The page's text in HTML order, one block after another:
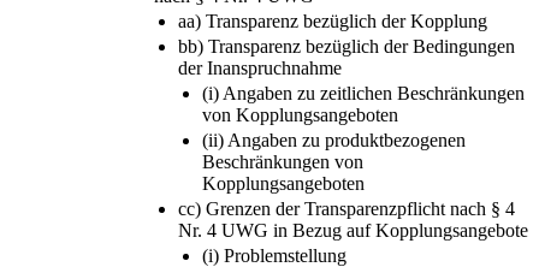
aa) Transparenz bezüglich der Kopplung
bb) Transparenz bezüglich der Bedingungen
der Inanspruchnahme
(i) Angaben zu zeitlichen Beschränkungen
von Kopplungsangeboten
(ii) Angaben zu produktbezogenen
Beschränkungen von
Kopplungsangeboten
cc) Grenzen der Transparenzpflicht nach § 4
Nr. 4 UWG in Bezug auf Kopplungsangebote
(i) Problemstellung